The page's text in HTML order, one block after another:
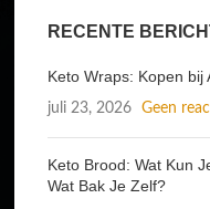
RECENTE
Keto Wraps: Kopen bij
juli 23, 2026 Geen
Keto Brood: Wat Kun
Wat Bak Je Zelf?